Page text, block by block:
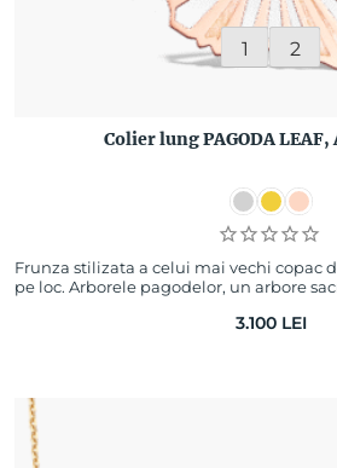
1 2
Colier lung PAGODA LEAF,
Frunza stilizata a celui mai vechi copac
pe loc. Arborele pagodelor, un arbore
3.100 LEI